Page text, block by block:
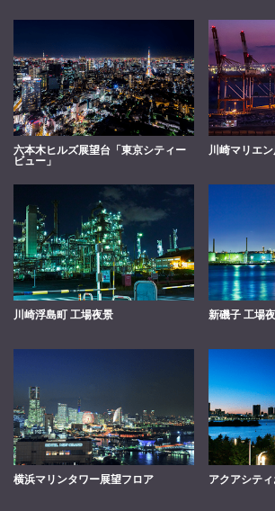
六本木ヒルズ展望台「東京シティー
ビュー」
川崎マリエ
川崎浮島町 工場夜景 新磯子 工場
横浜マリンタワー展望フロア アクアシテ